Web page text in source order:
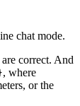
chat mode.
correct. And
, where
or the